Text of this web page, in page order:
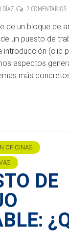
DÍAZ 2 COMENTARIOS
de un bloque de
un puesto de
introducción (clic
aspectos
más
OFICINAS
DE